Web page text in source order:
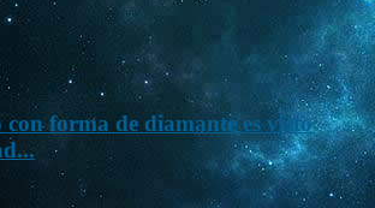
forma de diamante es visto